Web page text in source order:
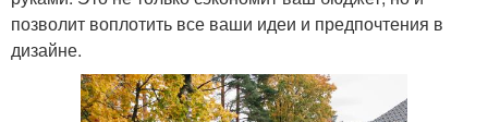
позволит воплотить все ваши идеи и предпочтения в
дизайне.